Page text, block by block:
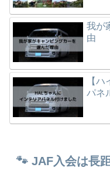
我が
由
【
パネ
🐾 JAF入会は長